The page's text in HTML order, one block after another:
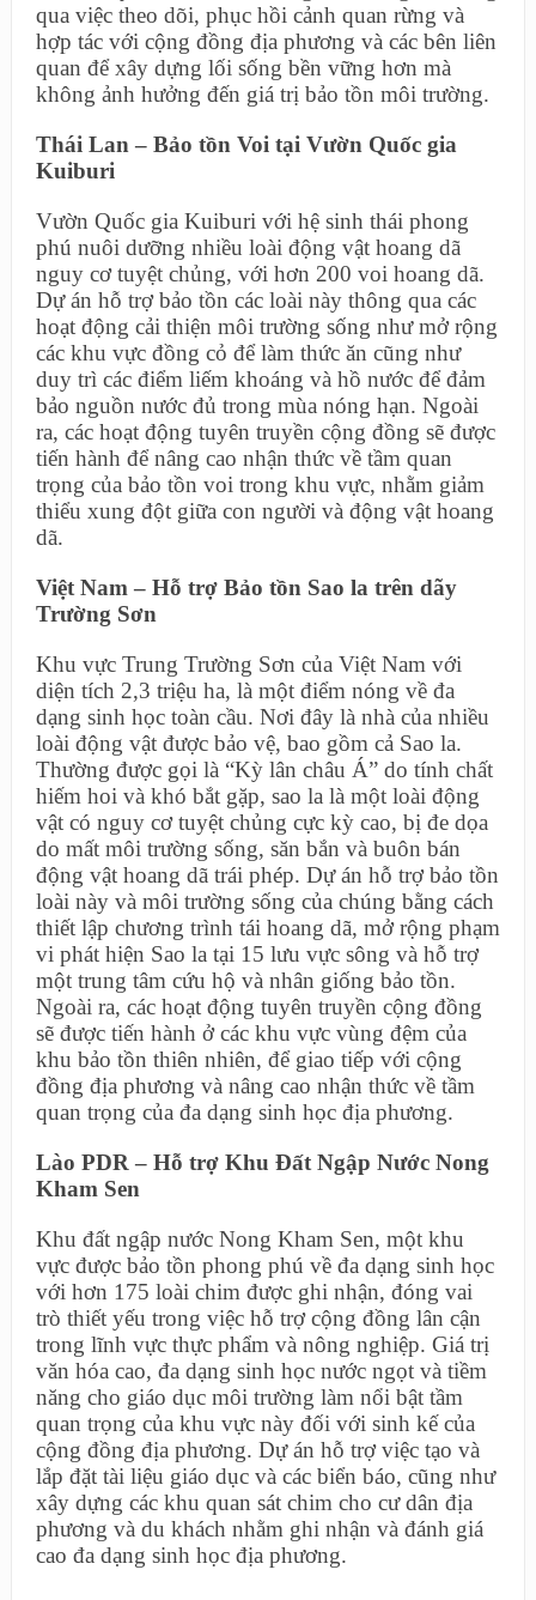
qua việc theo dõi, phục hồi cảnh quan rừng và
hợp tác với cộng đồng địa phương và các bên liên
quan để xây dựng lối sống bền vững hơn mà
không ảnh hưởng đến giá trị bảo tồn môi trường.
Thái Lan – Bảo tồn Voi tại Vườn Quốc gia
Kuiburi
Vườn Quốc gia Kuiburi với hệ sinh thái phong
phú nuôi dưỡng nhiều loài động vật hoang dã
nguy cơ tuyệt chủng, với hơn 200 voi hoang dã.
Dự án hỗ trợ bảo tồn các loài này thông qua các
hoạt động cải thiện môi trường sống như mở rộng
các khu vực đồng cỏ để làm thức ăn cũng như
duy trì các điểm liếm khoáng và hồ nước để đảm
bảo nguồn nước đủ trong mùa nóng hạn. Ngoài
ra, các hoạt động tuyên truyền cộng đồng sẽ được
tiến hành để nâng cao nhận thức về tầm quan
trọng của bảo tồn voi trong khu vực, nhằm giảm
thiểu xung đột giữa con người và động vật hoang
dã.
Việt Nam – Hỗ trợ Bảo tồn Sao la trên dãy
Trường Sơn
Khu vực Trung Trường Sơn của Việt Nam với
diện tích 2,3 triệu ha, là một điểm nóng về đa
dạng sinh học toàn cầu. Nơi đây là nhà của nhiều
loài động vật được bảo vệ, bao gồm cả Sao la.
Thường được gọi là “Kỳ lân châu Á” do tính chất
hiếm hoi và khó bắt gặp, sao la là một loài động
vật có nguy cơ tuyệt chủng cực kỳ cao, bị đe dọa
do mất môi trường sống, săn bắn và buôn bán
động vật hoang dã trái phép. Dự án hỗ trợ bảo tồn
loài này và môi trường sống của chúng bằng cách
thiết lập chương trình tái hoang dã, mở rộng phạm
vi phát hiện Sao la tại 15 lưu vực sông và hỗ trợ
một trung tâm cứu hộ và nhân giống bảo tồn.
Ngoài ra, các hoạt động tuyên truyền cộng đồng
sẽ được tiến hành ở các khu vực vùng đệm của
khu bảo tồn thiên nhiên, để giao tiếp với cộng
đồng địa phương và nâng cao nhận thức về tầm
quan trọng của đa dạng sinh học địa phương.
Lào PDR – Hỗ trợ Khu Đất Ngập Nước Nong
Kham Sen
Khu đất ngập nước Nong Kham Sen, một khu
vực được bảo tồn phong phú về đa dạng sinh học
với hơn 175 loài chim được ghi nhận, đóng vai
trò thiết yếu trong việc hỗ trợ cộng đồng lân cận
trong lĩnh vực thực phẩm và nông nghiệp. Giá trị
văn hóa cao, đa dạng sinh học nước ngọt và tiềm
năng cho giáo dục môi trường làm nổi bật tầm
quan trọng của khu vực này đối với sinh kế của
cộng đồng địa phương. Dự án hỗ trợ việc tạo và
lắp đặt tài liệu giáo dục và các biển báo, cũng như
xây dựng các khu quan sát chim cho cư dân địa
phương và du khách nhằm ghi nhận và đánh giá
cao đa dạng sinh học địa phương.